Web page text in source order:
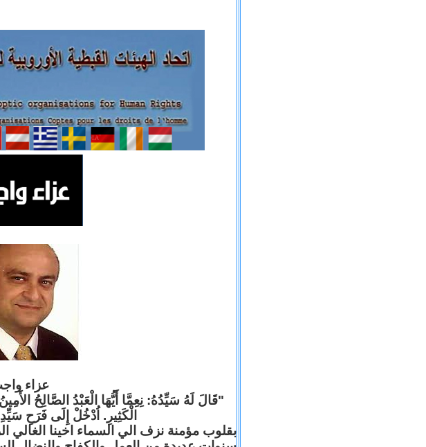
عزاء واج
"قَالَ لَهُ سَيِّدُهُ: نِعِمَّا أَيُّهَا الْعَبْدُ الصَّالِحُ
الْكَثِيرِ. اُدْخُلْ إِلَى فَرَحِ سَيِّدِكَ."
بقلوب مؤمنة نزف الي السماء اخينا